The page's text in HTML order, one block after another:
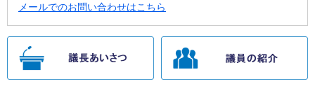
メールでのお問い合わせはこちら